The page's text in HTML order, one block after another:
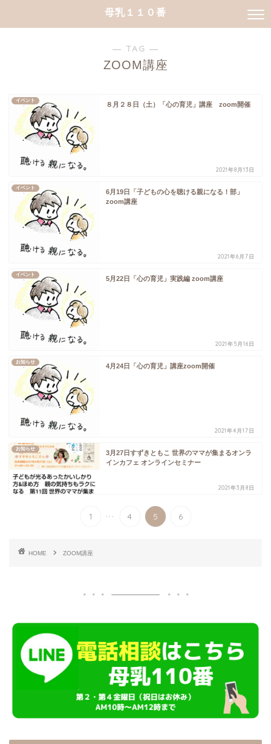
母乳１１０番
― TAG ―
ZOOM講座
イベント
８月２８日（土）「心の育児」講座 zoom開催
2021年8月13日
イベント
6月19日「子どもの心を聴ける親になる！部」
zoom講座
2021年6月7日
イベント
5月22日「心の育児」実践編 zoom講座
2021年5月16日
お知らせ
4月24日「心の育児」講座zoom開催
2021年4月17日
お知らせ
3月27日すずきともこ 世界のママが集まるオンラ
インカフェ オンラインセミナー
2021年3月8日
1 ... 4 5 6
HOME ZOOM講座